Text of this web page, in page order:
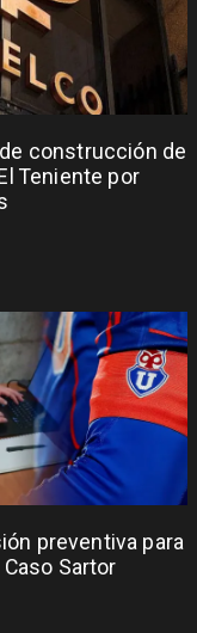
construcción de
Teniente por
preventiva para
Sartor